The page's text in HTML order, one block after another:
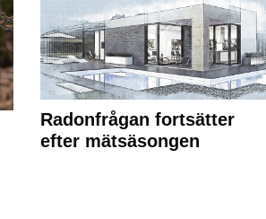
Radonfrågan fortsätter
efter mätsäsongen